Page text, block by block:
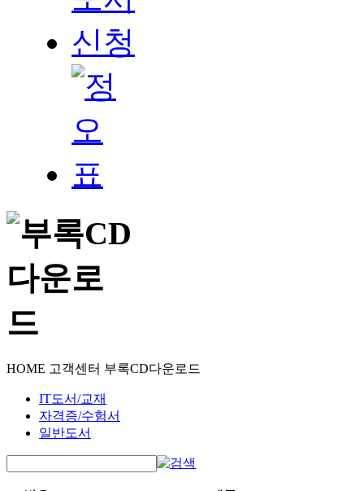
HOME 고객센터 부록CD다운로드
IT도서/교재
자격증/수험서
일반도서